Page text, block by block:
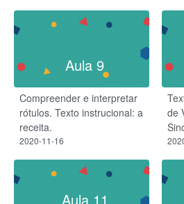
Aula 9
Compreender e interpretar
rótulos. Texto instrucional: a
receita.
2020-11-16
de
Aula 11